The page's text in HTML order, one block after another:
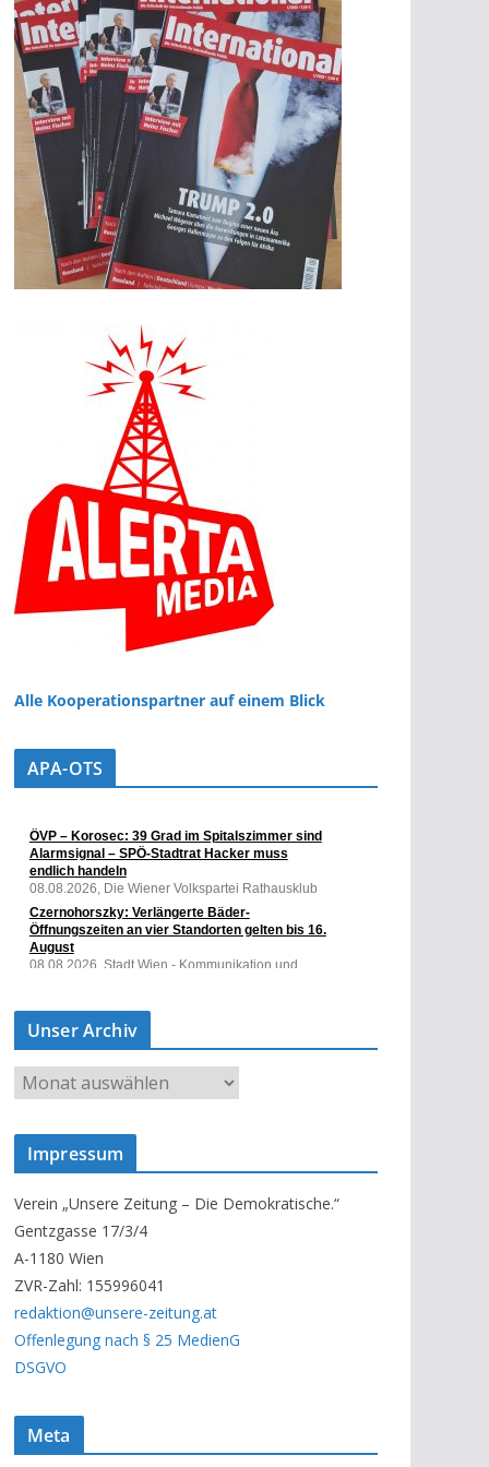
Alle Kooperationspartner auf einem Blick
APA-OTS
Unser Archiv
U
n
s
A
r
c
h
i
v
Impressum
Verein „Unsere Zeitung – Die Demokratische.“
Gentzgasse 17/3/4
A-1180 Wien
ZVR-Zahl: 155996041
redaktion@unsere-zeitung.at
Offenlegung nach § 25 MedienG
DSGVO
Meta